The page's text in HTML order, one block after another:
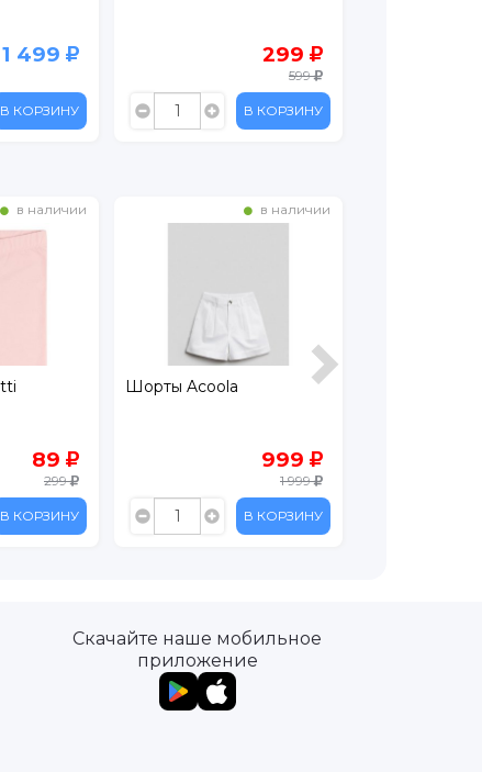
299
В КОРЗИНУ
449
899
В КОРЗИНУ
в наличии
999
1 999
В КОРЗИНУ
в наличии
Шорты Leratutti
199
399
В КОРЗИНУ
Скачайте наше мобильное
приложение